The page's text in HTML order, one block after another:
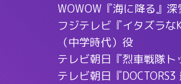
WOWOW『海に降る』
フジテレビ『イタズラな
（中学時代）役
テレビ朝日『烈車戦隊
テレビ朝日『